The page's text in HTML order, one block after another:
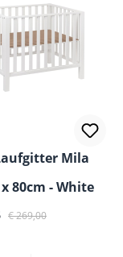
Mila
80cm - White
Regulärer Preis:
€ 269,00